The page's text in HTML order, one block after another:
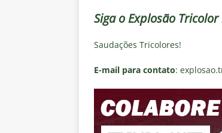
Siga oExplosão Tricolor
Saudações Tricolores!
E-mail para contato: